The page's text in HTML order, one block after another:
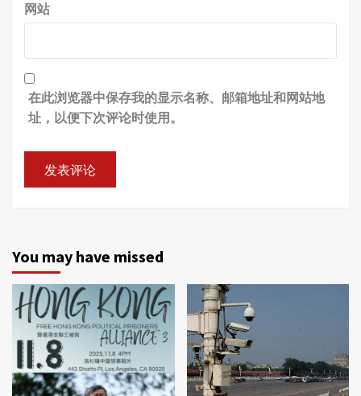
网站
在此浏览器中保存我的显示名称、邮箱地址和网站地
址，以便下次评论时使用。
You may have missed